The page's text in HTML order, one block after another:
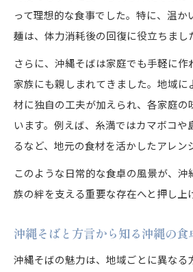
って理想的な食事でした。特に、温か
麺は、体力消耗後の回復に役立ちまし
さらに、沖縄そばは家庭でも手軽に作
家族にも親しまれてきました。地域に
材に独自の工夫が加えられ、各家庭の
います。例えば、糸満ではカマボコや
るなど、地元の食材を活かしたアレン
このような日常的な食卓の風景が、
族の絆を支える重要な存在へと押し上
沖縄そばと方言から知る沖縄の食
沖縄そばの魅力は、地域ごとに異なる